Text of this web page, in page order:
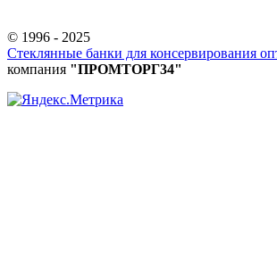
© 1996 - 2025
Стеклянные банки для консервирования
компания "ПРОМТОРГ34"